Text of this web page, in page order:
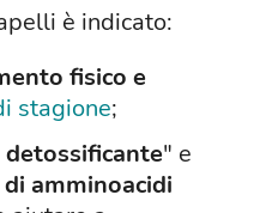
è indicato:
fisico e
stagione;
" e
amminoacidi